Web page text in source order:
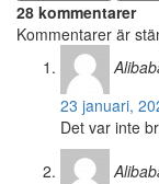
28 kommentarer
Kommentarer är
23 januari,
Det var inte